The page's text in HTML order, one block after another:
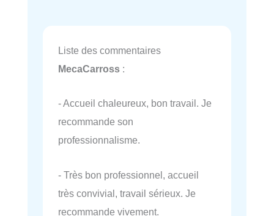
Liste des commentaires
MecaCarross :
- Accueil chaleureux, bon travail. Je
recommande son
professionnalisme.
- Très bon professionnel, accueil
très convivial, travail sérieux. Je
recommande vivement.